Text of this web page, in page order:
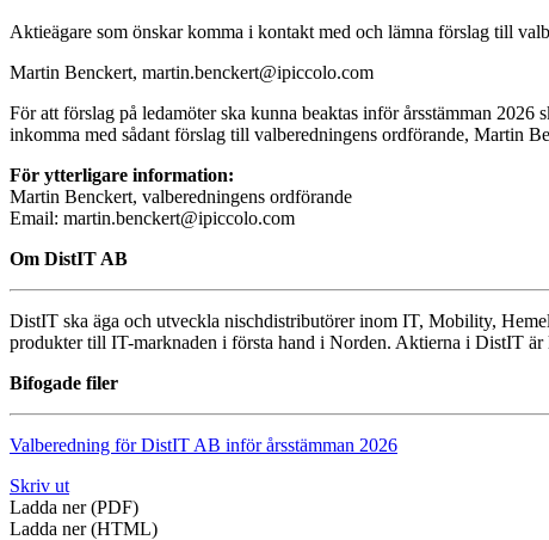
Aktieägare som önskar komma i kontakt med och lämna förslag till
Martin Benckert, martin.benckert@ipiccolo.com
För att förslag på ledamöter ska kunna beaktas inför årsstämman
inkomma med sådant förslag till valberedningens ordförande, Martin
För ytterligare information:
Martin Benckert, valberedningens ordförande
Email: martin.benckert@ipiccolo.com
Om DistIT AB
DistIT ska äga och utveckla nischdistributörer inom IT, Mobility,
produkter till IT-marknaden i första hand i Norden. Aktierna i DistIT
Bifogade filer
Valberedning för DistIT AB inför årsstämman 2026
Skriv ut
Ladda ner (PDF)
Ladda ner (HTML)